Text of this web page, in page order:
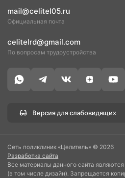
mail@celitel05.ru
Официальная почта
celitelrd@gmail.com
По вопросам трудоустройства
Версия для слабовидящих
Сеть поликлиник «Целитель» © 2026
Разработка сайта
Все материалы данного сайта
(в том числе дизайн). Запрещается